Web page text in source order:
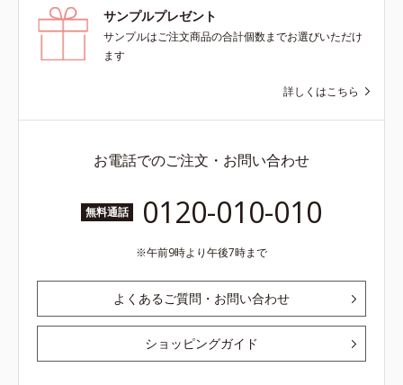
サンプルプレゼント
サンプルはご注文商品の合計個数までお選びいただけ
ます
詳しくはこちら
お電話でのご注文・お問い合わせ
無料通話 0120-010-010
午前9時より午後7時まで
よくあるご質問・お問い合わせ
ショッピングガイド